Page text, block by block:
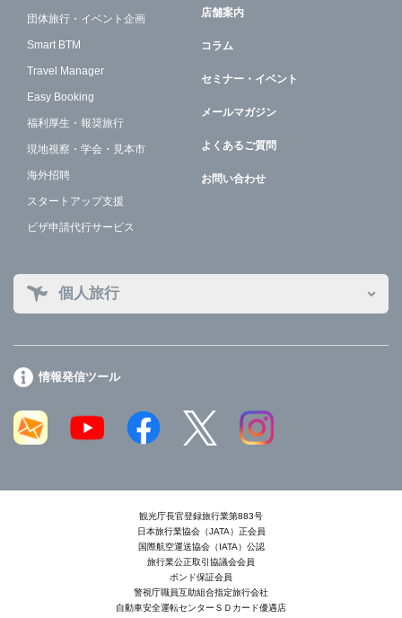
団体旅行・イベント企画
Smart BTM
Travel Manager
Easy Booking
福利厚生・報奨旅行
現地視察・学会・見本市
海外招聘
スタートアップ支援
ビザ申請代行サービス
店舗案内
コラム
セミナー・イベント
メールマガジン
よくあるご質問
お問い合わせ
個人旅行
情報発信ツール
観光庁長官登録旅行業第883号
日本旅行業協会（JATA）正会員
国際航空運送協会（IATA）公認
旅行業公正取引協議会会員
ボンド保証会員
警視庁職員互助組合指定旅行会社
自動車安全運転センターＳＤカード優遇店